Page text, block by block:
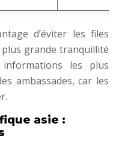
d’éviter les files
plus grande tranquillité
les plus
ambassades, car les
asie :